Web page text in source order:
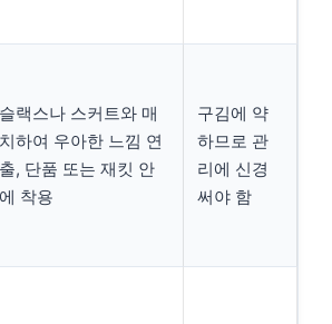
슬랙스나 스커트와 매
치하여 우아한 느낌 연
출, 단품 또는 재킷 안
에 착용
구김에 약
하므로 관
리에 신경
써야 함